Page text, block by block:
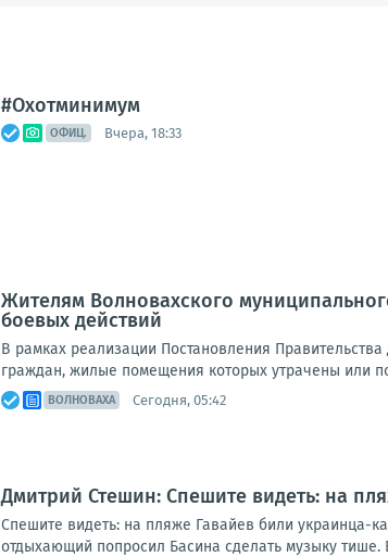
#Охотминимум
ОФИЦ. Вчера, 18:33
Жителям Волновахского
боевых действий
В рамках реализации Постановления
граждан, жилые помещения которых утрачены или
ВОЛНОВАХА Сегодня, 05:42
Дмитрий Стешин: Спешите видеть: на
Спешите видеть: на пляже Гавайев били украинца-
отдыхающий попросил Басина сделать музыку